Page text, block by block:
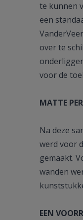
te kunnen
een
over te
voor de
MATTE
Na deze
werd voor
gemaakt.
wanden
EEN